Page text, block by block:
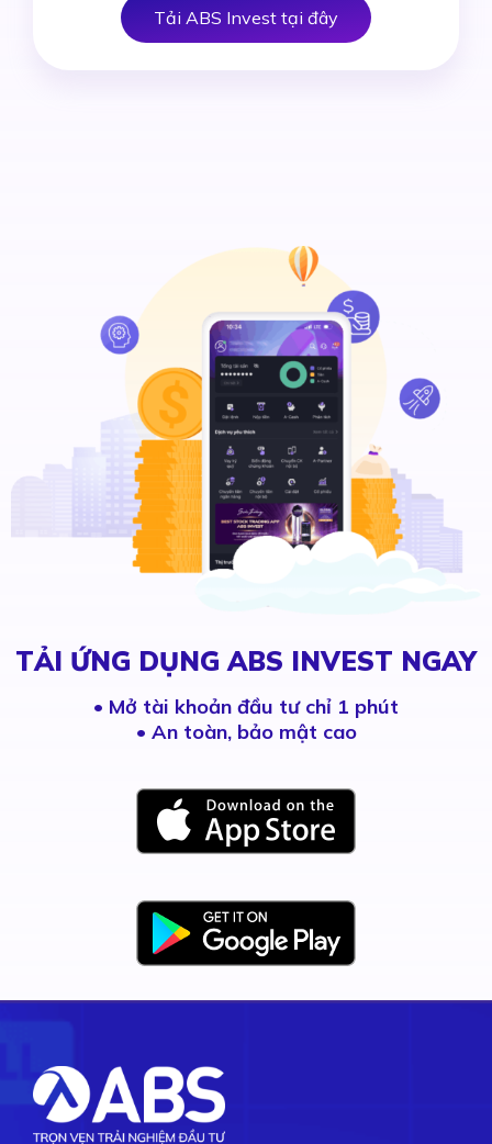
Tải ABS Invest tại đây
TẢI ỨNG DỤNG ABS INVEST NGAY
• Mở tài khoản đầu tư chỉ 1 phút
• An toàn, bảo mật cao